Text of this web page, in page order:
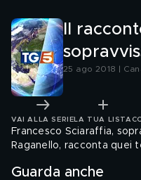
Il
25 ago 2018 |
VAI ALLA SERIE LA TUA LISTA
Francesco Sciaraffia,
Raganello, racconta quei
Guarda anche